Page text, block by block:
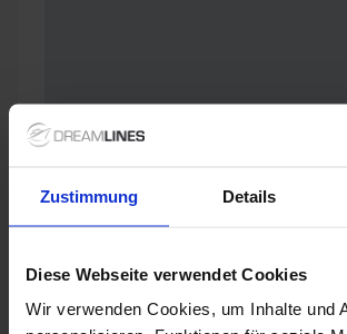
Zustimmung Details
Diese Webseite verwendet Cookies
Wir verwenden Cookies, um Inhalte und